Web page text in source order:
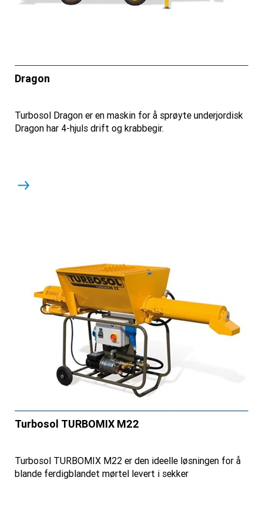
Dragon
Turbosol Dragon er en maskin for å sprøyte underjordisk
Dragon har 4-hjuls drift og krabbegir.
Turbosol TURBOMIX M22
Turbosol TURBOMIX M22 er den ideelle løsningen for å
blande ferdigblandet mørtel levert i sekker